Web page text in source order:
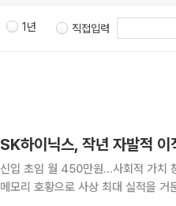
1년 직접입력
SK하이닉스, 작년 자발적
신입 초임 월 450만원…사회적 가치
메모리 호황으로 사상 최대 실적을